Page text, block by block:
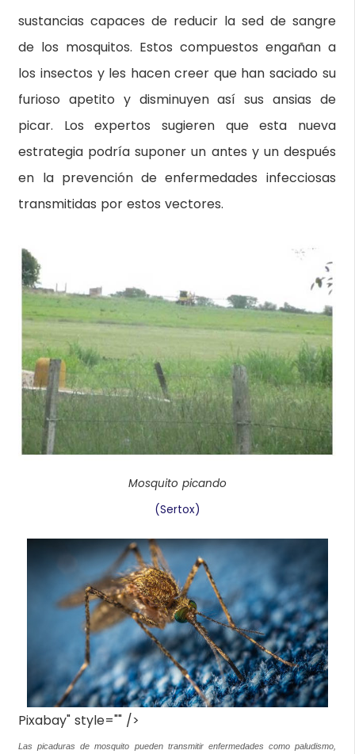
sustancias capaces de reducir la sed de sangre
de los mosquitos. Estos compuestos engañan a
los insectos y les hacen creer que han saciado su
furioso apetito y disminuyen así sus ansias de
picar. Los expertos sugieren que esta nueva
estrategia podría suponer un antes y un después
en la prevención de enfermedades infecciosas
transmitidas por estos vectores.
Mosquito picando
(Sertox)
Pixabay" style="" />
Las picaduras de mosquito pueden transmitir enfermedades como paludismo,